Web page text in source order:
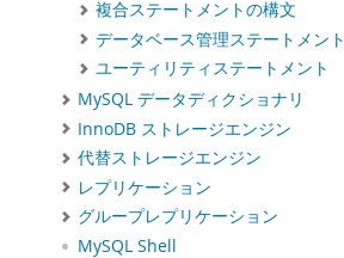
複合ステートメントの構文
データベース管理ステートメント
ユーティリティステートメント
MySQL データディクショナリ
InnoDB ストレージエンジン
代替ストレージエンジン
レプリケーション
グループレプリケーション
MySQL Shell